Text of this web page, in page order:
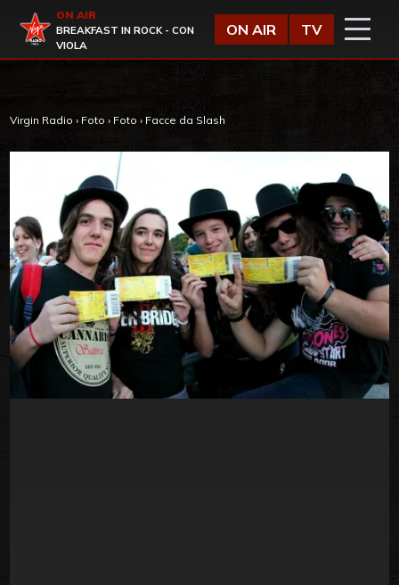
Virgin Radio
ON AIR
BREAKFAST IN ROCK - CON
VIOLA
ON AIR TV
Virgin Radio › Foto › Foto › Facce da Slash